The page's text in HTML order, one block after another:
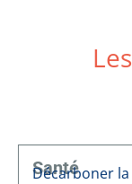
Santé
Décarboner